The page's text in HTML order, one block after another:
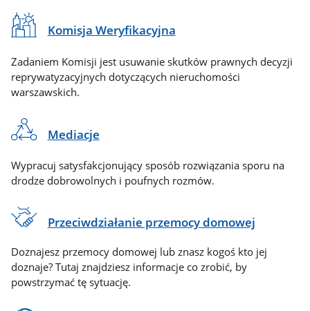
Komisja Weryfikacyjna
Zadaniem Komisji jest usuwanie skutków prawnych decyzji
reprywatyzacyjnych dotyczących nieruchomości
warszawskich.
Mediacje
Wypracuj satysfakcjonujący sposób rozwiązania sporu na
drodze dobrowolnych i poufnych rozmów.
Przeciwdziałanie przemocy domowej
Doznajesz przemocy domowej lub znasz kogoś kto jej
doznaje? Tutaj znajdziesz informacje co zrobić, by
powstrzymać tę sytuację.